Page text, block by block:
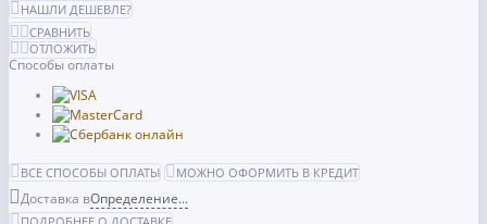
НАШЛИ ДЕШЕВЛЕ?
СРАВНИТЬ
ОТЛОЖИТЬ
Способы оплаты
ВСЕ СПОСОБЫ ОПЛАТЫ МОЖНО ОФОРМИТЬ В КРЕДИТ
Доставка вОпределение...